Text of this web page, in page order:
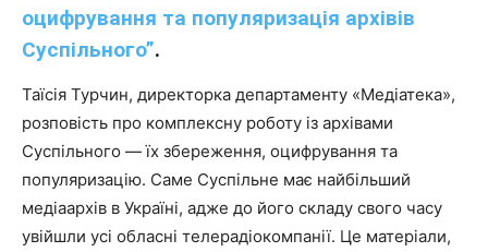
оцифрування та популяризація архівів
Суспільного”.
Таїсія Турчин, директорка департаменту «Медіатека»,
розповість про комплексну роботу із архівами
Суспільного — їх збереження, оцифрування та
популяризацію. Саме Суспільне має найбільший
медіаархів в Україні, адже до його складу свого часу
увійшли усі обласні телерадіокомпанії. Це матеріали,